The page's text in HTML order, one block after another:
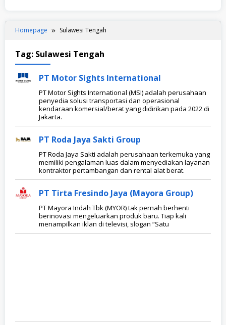
Homepage Sulawesi Tengah
Tag: Sulawesi Tengah
PT Motor Sights International
PT Motor Sights International (MSI) adalah perusahaan
penyedia solusi transportasi dan operasional
kendaraan komersial/berat yang didirikan pada 2022 di
Jakarta.
PT Roda Jaya Sakti Group
PT Roda Jaya Sakti adalah perusahaan terkemuka yang
memiliki pengalaman luas dalam menyediakan layanan
kontraktor pertambangan dan rental alat berat.
PT Tirta Fresindo Jaya (Mayora Group)
PT Mayora Indah Tbk (MYOR) tak pernah berhenti
berinovasi mengeluarkan produk baru. Tiap kali
menampilkan iklan di televisi, slogan “Satu